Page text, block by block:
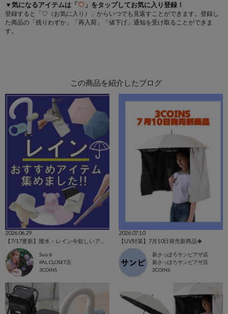
▼気になるアイテムは「♡ 」をタップしてお気に入り登録！
登録すると「♡（お気に入り）」からいつでも見返すことができます。登録し
た商品の「残りわずか」「再入荷」「値下げ」通知を受け取ることができま
す。
この商品を紹介したブログ
2026.06.29
Suu☺︎
PAL CLOSET店
3COINS
2026.07.10
【UV対策】7月10日発売新商品🍀
新さっぽろサンピアザ店
新さっぽろサンピアザ店
3COINS